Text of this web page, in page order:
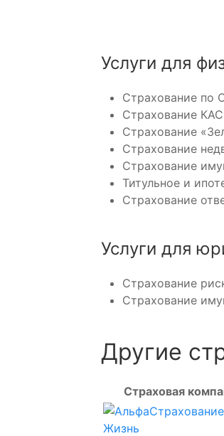
Услуги для
Страхование по
Страхование
Страхование
Страхование
Страхование
Титульное и
Страхование
Услуги для
Страхование
Страхование
Другие
Страховая